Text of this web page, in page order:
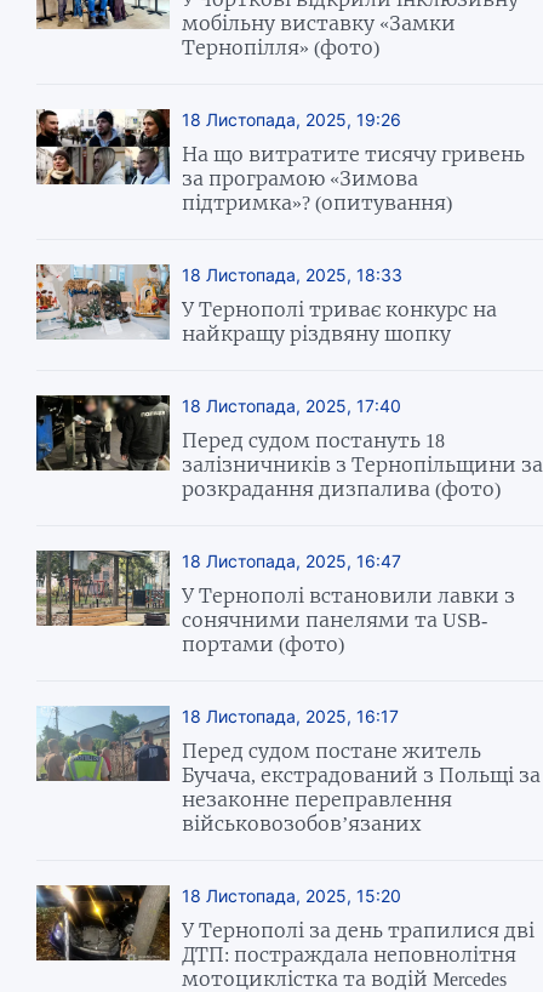
мобільну виставку «Замки
Тернопілля» (фото)
18 Листопада, 2025, 19:26
На що витратите тисячу гривень
за програмою «Зимова
підтримка»? (опитування)
18 Листопада, 2025, 18:33
У Тернополі триває конкурс на
найкращу різдвяну шопку
18 Листопада, 2025, 17:40
Перед судом постануть 18
залізничників з Тернопільщини за
розкрадання дизпалива (фото)
18 Листопада, 2025, 16:47
У Тернополі встановили лавки з
сонячними панелями та USB-
портами (фото)
18 Листопада, 2025, 16:17
Перед судом постане житель
Бучача, екстрадований з Польщі за
незаконне переправлення
військовозобов’язаних
18 Листопада, 2025, 15:20
У Тернополі за день трапилися дві
ДТП: постраждала неповнолітня
мотоциклістка та водій Mercedes